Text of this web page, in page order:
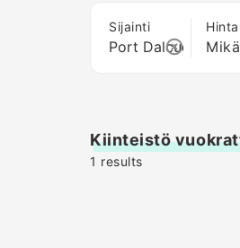
Sijainti
Kiinteistö
1 results